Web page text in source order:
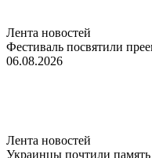
Лента новостей
Фестиваль посвятили
06.08.2026
Лента новостей
Украинцы почтили память